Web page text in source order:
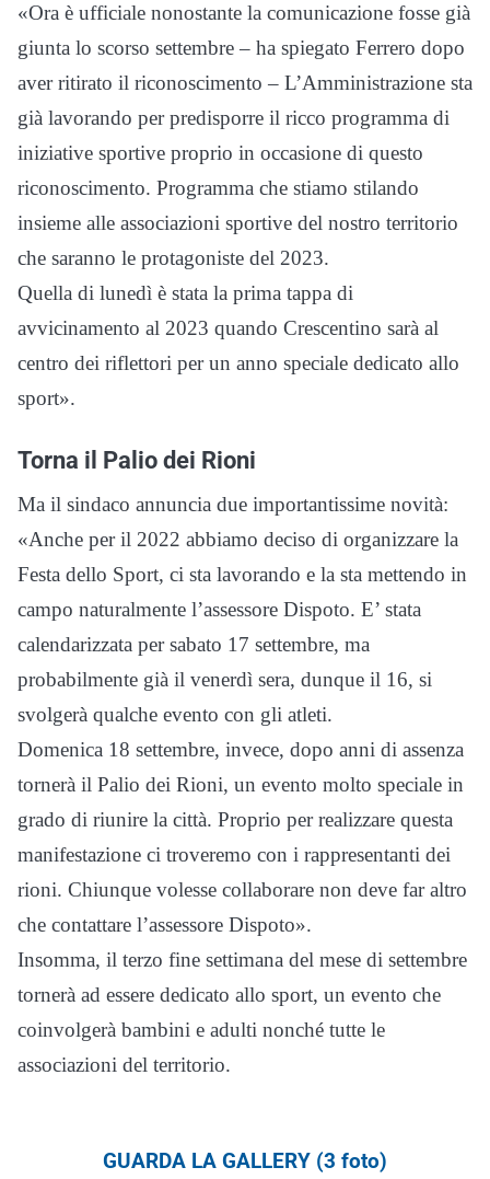
«Ora è ufficiale nonostante la comunicazione fosse già
giunta lo scorso settembre – ha spiegato Ferrero dopo
aver ritirato il riconoscimento – L’Amministrazione sta
già lavorando per predisporre il ricco programma di
iniziative sportive proprio in occasione di questo
riconoscimento. Programma che stiamo stilando
insieme alle associazioni sportive del nostro territorio
che saranno le protagoniste del 2023.
Quella di lunedì è stata la prima tappa di
avvicinamento al 2023 quando Crescentino sarà al
centro dei riflettori per un anno speciale dedicato allo
sport».
Torna il Palio dei Rioni
Ma il sindaco annuncia due importantissime novità:
«Anche per il 2022 abbiamo deciso di organizzare la
Festa dello Sport, ci sta lavorando e la sta mettendo in
campo naturalmente l’assessore Dispoto. E’ stata
calendarizzata per sabato 17 settembre, ma
probabilmente già il venerdì sera, dunque il 16, si
svolgerà qualche evento con gli atleti.
Domenica 18 settembre, invece, dopo anni di assenza
tornerà il Palio dei Rioni, un evento molto speciale in
grado di riunire la città. Proprio per realizzare questa
manifestazione ci troveremo con i rappresentanti dei
rioni. Chiunque volesse collaborare non deve far altro
che contattare l’assessore Dispoto».
Insomma, il terzo fine settimana del mese di settembre
tornerà ad essere dedicato allo sport, un evento che
coinvolgerà bambini e adulti nonché tutte le
associazioni del territorio.
GUARDA LA GALLERY (3 foto)